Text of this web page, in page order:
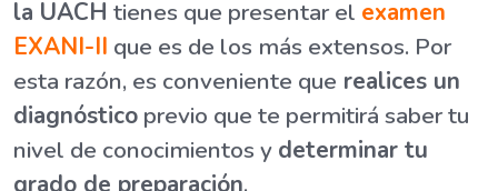
la UACH tienes que presentar el examen
EXANI-II que es de los más extensos. Por
esta razón, es conveniente que realices un
diagnóstico previo que te permitirá saber tu
nivel de conocimientos y determinar tu
grado de preparación.